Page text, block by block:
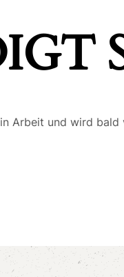
Arbeit und wird